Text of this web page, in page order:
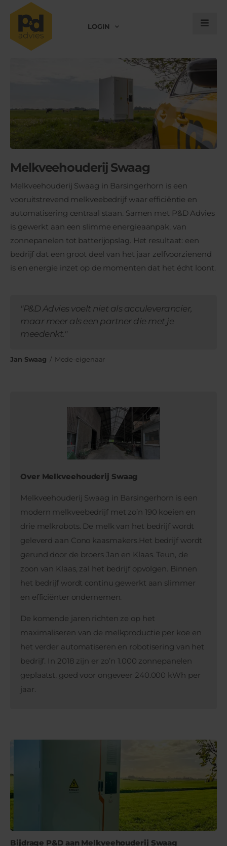
LOGIN
Melkveehouderij Swaag
Melkveehouderij Swaag in Barsingerhorn is een
vooruitstrevend melkveebedrijf waar efficiëntie en
automatisering centraal staan. Samen met P&D Advies
is gewerkt aan een slimme energieaanpak, van
zonnepanelen tot batterijopslag. Het resultaat: een
bedrijf dat een groot deel van het jaar zelfvoorzienend
is en energie inzet op de momenten dat het écht loont.
"P&D Advies voelt niet als acculeverancier,
maar meer als een partner die met je
meedenkt."
Jan Swaag / Mede-eigenaar
Over Melkveehouderij Swaag
Melkveehouderij Swaag in Barsingerhorn is een
modern melkveebedrijf met zo’n 190 koeien en
drie melkrobots. De melk van het bedrijf wordt
geleverd aan Cono kaasmakers.Het bedrijf wordt
gerund door de broers Jan en Klaas. Teun, de
zoon van Klaas, zal het bedrijf opvolgen. Binnen
het bedrijf wordt continu gewerkt aan slimmer
en efficiënter ondernemen.
De komende jaren richten ze op het
maximaliseren van de melkproductie per koe en
het verder automatiseren en robotisering van het
bedrijf. In 2018 zijn er zo’n 1.000 zonnepanelen
geplaatst, goed voor ongeveer 240.000 kWh per
jaar.
Bijdrage P&D aan Melkveehouderij Swaag